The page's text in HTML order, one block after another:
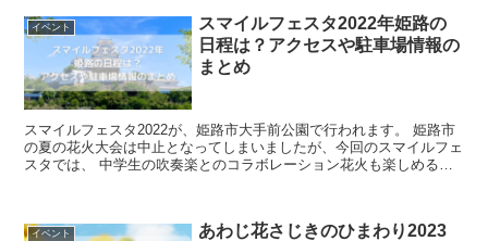
イベント
スマイルフェスタ2022年姫路の
日程は？アクセスや駐車場情報の
まとめ
スマイルフェスタ2022が、姫路市大手前公園で行われます。 姫路市
の夏の花火大会は中止となってしまいましたが、今回のスマイルフェ
スタでは、 中学生の吹奏楽とのコラボレーション花火も楽しめるよ
イベント
あわじ花さじきのひまわり2023